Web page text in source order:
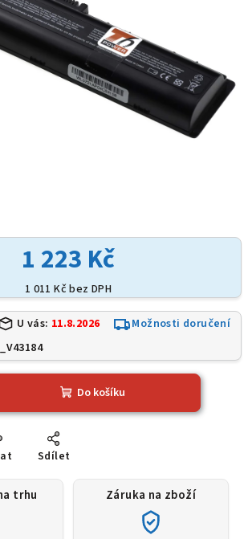
1 223 Kč
1 011 Kč bez DPH
U vás: 11.8.2026
Možnosti doručení
Do košíku
Sdílet
trhu Záruka na zboží